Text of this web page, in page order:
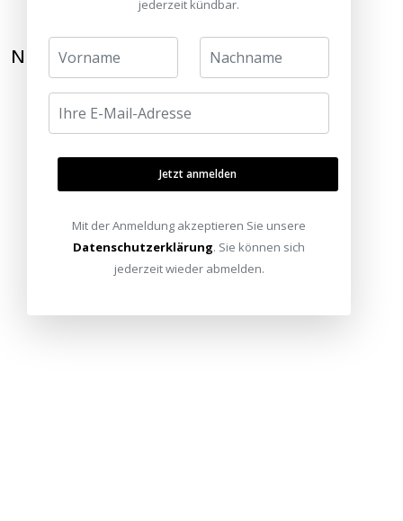
NEWSLETTER ABONNIEREN
jederzeit kündbar.
Jetzt anmelden
Mit der Anmeldung akzeptieren Sie unsere
Datenschutzerklärung. Sie können sich
jederzeit wieder abmelden.